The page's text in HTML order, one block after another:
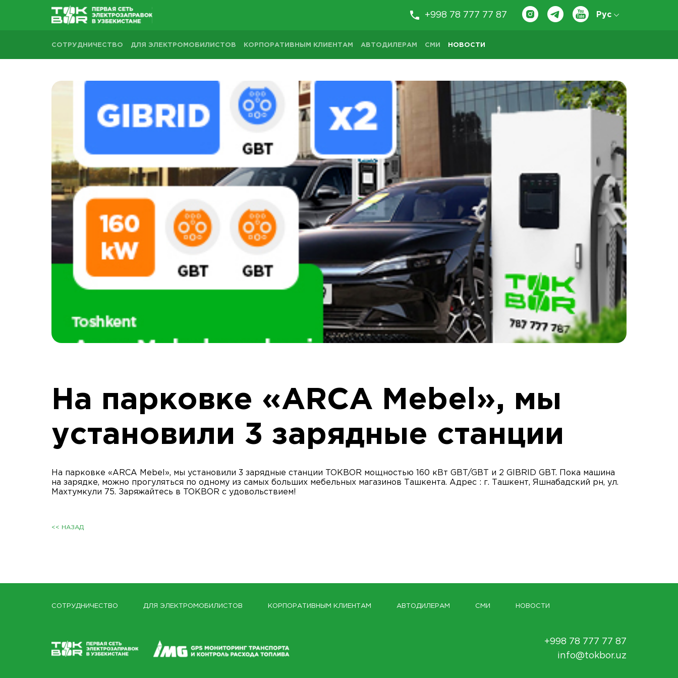
+998 78 777 77 87 Рус
СОТРУДНИЧЕСТВО ДЛЯ ЭЛЕКТРОМОБИЛИСТОВ КОРПОРАТИВНЫМ КЛИЕНТАМ АВТОДИЛЕРАМ СМИ НОВОСТИ
На парковке «ARCA Mebel», мы
установили 3 зарядные станции
На парковке «ARCA Mebel», мы установили 3 зарядные станции TOKBOR мощностью 160 кВт GBT/GBT и 2 GIBRID GBT. Пока машина
на зарядке, можно прогуляться по одному из самых больших мебельных магазинов Ташкента. Адрес : г. Ташкент, Яшнабадский рн, ул.
Махтумкули 75. Заряжайтесь в TOKBOR с удовольствием!
<< НАЗАД
СОТРУДНИЧЕСТВО ДЛЯ ЭЛЕКТРОМОБИЛИСТОВ КОРПОРАТИВНЫМ КЛИЕНТАМ АВТОДИЛЕРАМ СМИ НОВОСТИ
+998 78 777 77 87
info@tokbor.uz